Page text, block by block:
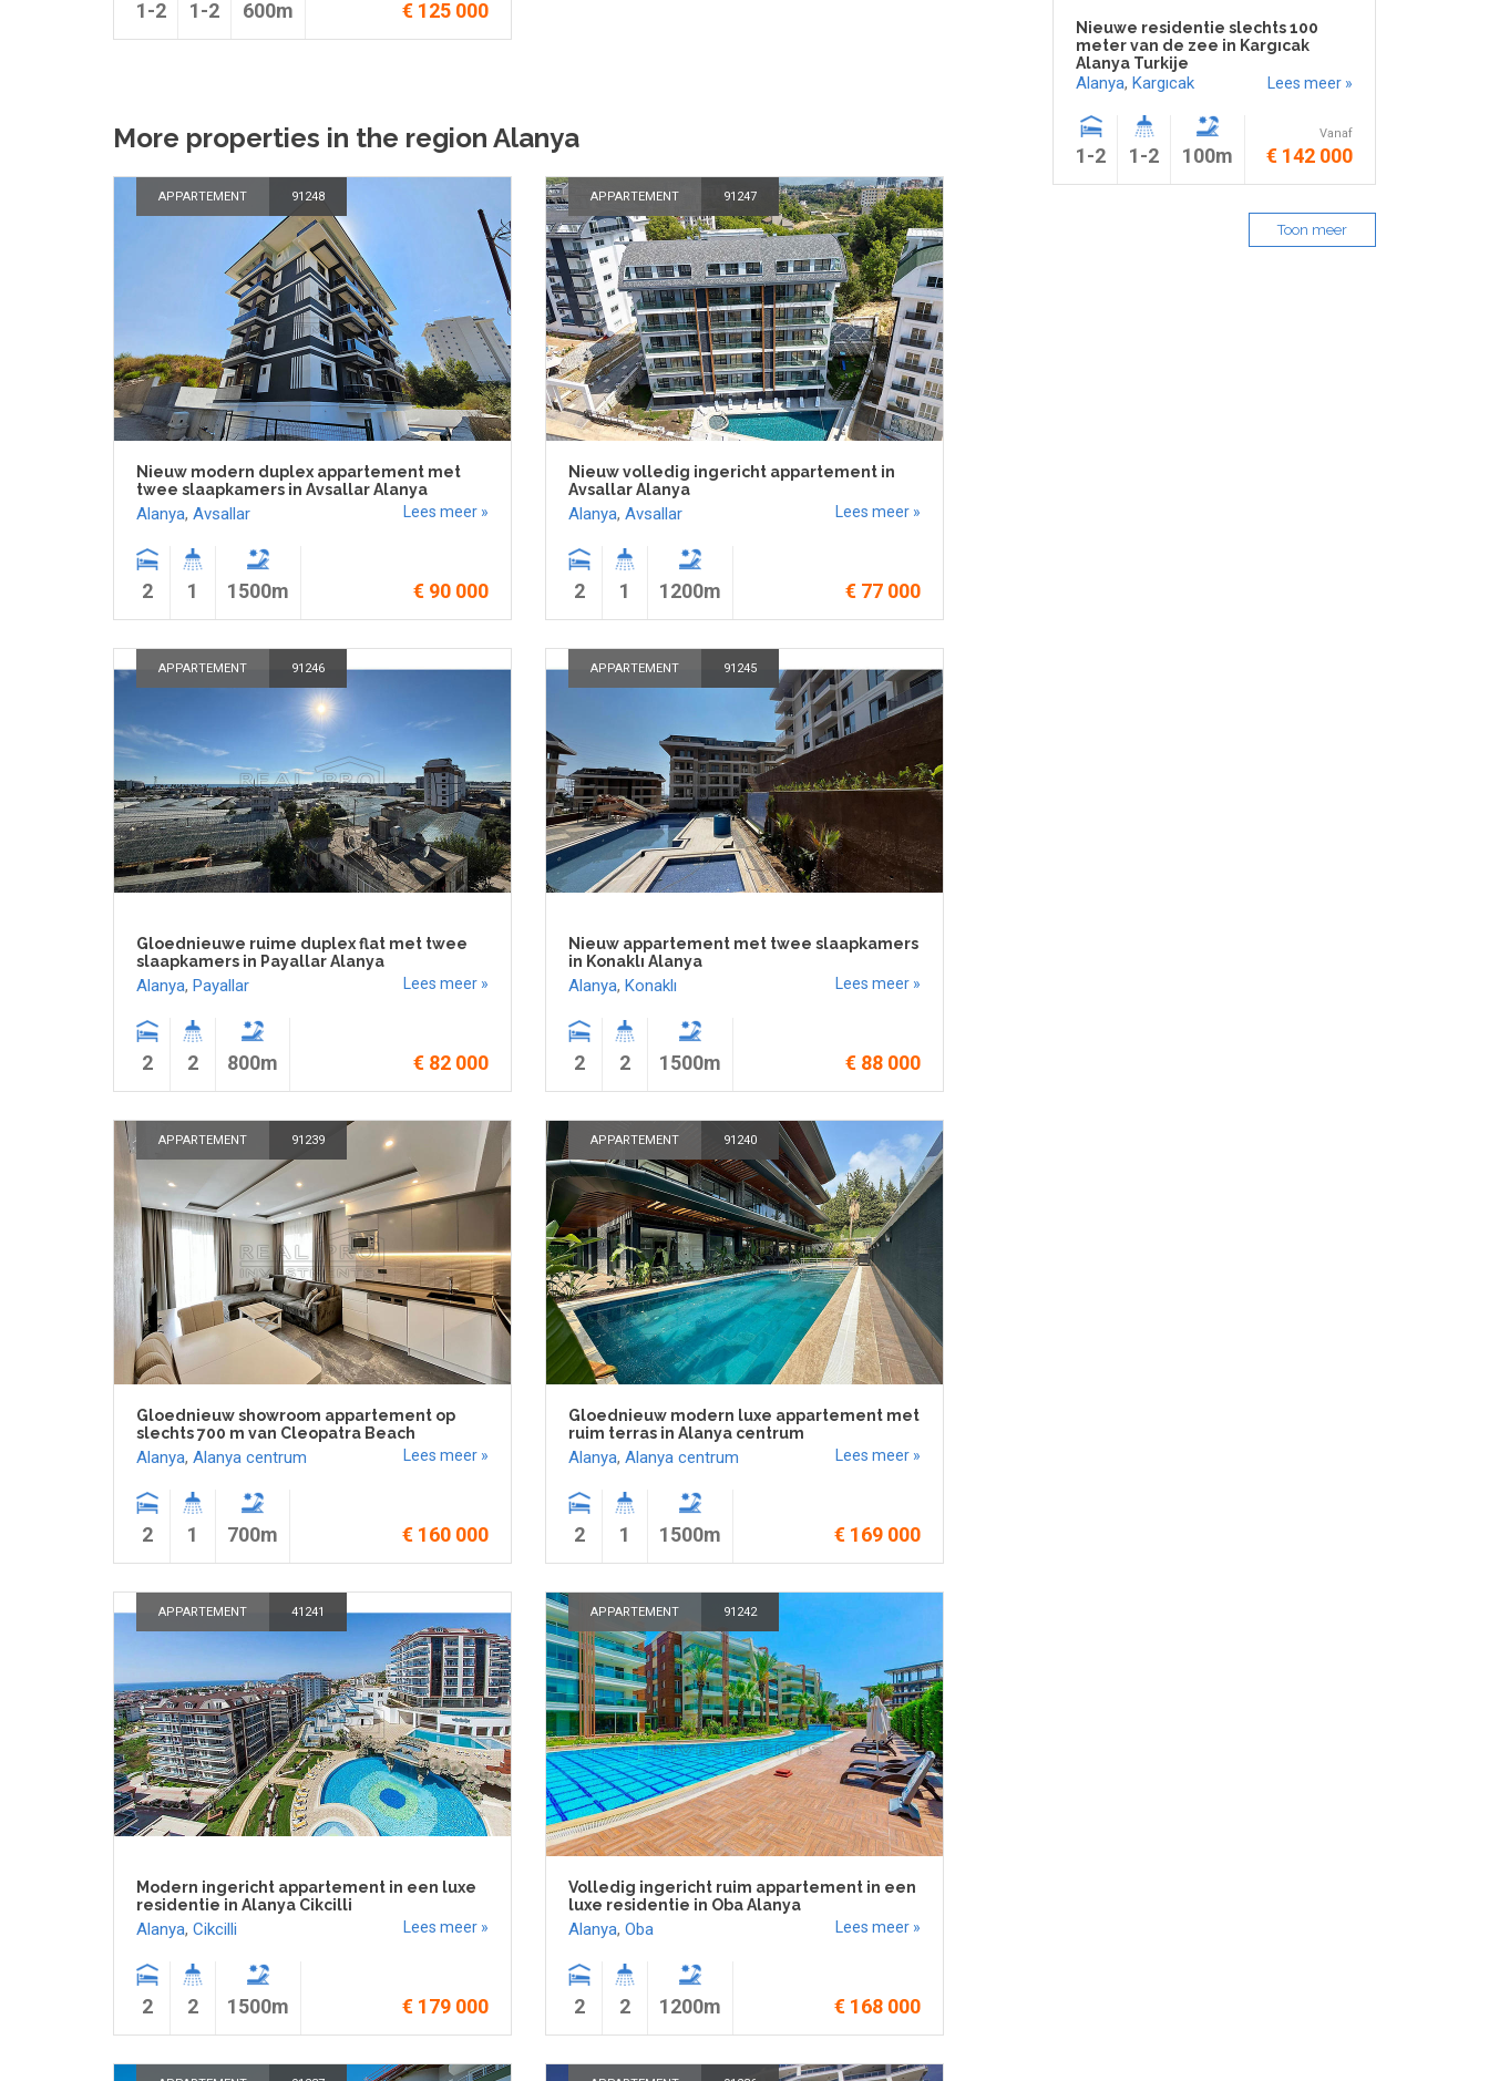
1-2 1-2 600m € 125 000
More properties in the region Alanya
APPARTEMENT 91248
Nieuw modern duplex appartement met
twee slaapkamers in Avsallar Alanya
Alanya, Avsallar Lees meer »
2 1 1500m € 90 000
APPARTEMENT 91247
Nieuw volledig ingericht appartement in
Avsallar Alanya
Alanya, Avsallar Lees meer »
2 1 1200m € 77 000
APPARTEMENT 91246
Gloednieuwe ruime duplex flat met twee
slaapkamers in Payallar Alanya
Alanya, Payallar Lees meer »
2 2 800m € 82 000
APPARTEMENT 91245
Nieuw appartement met twee slaapkamers
in Konaklı Alanya
Alanya, Konaklı Lees meer »
2 2 1500m € 88 000
APPARTEMENT 91239
Gloednieuw showroom appartement op
slechts 700 m van Cleopatra Beach
Alanya, Alanya centrum Lees meer »
2 1 700m € 160 000
APPARTEMENT 91240
Gloednieuw modern luxe appartement met
ruim terras in Alanya centrum
Alanya, Alanya centrum Lees meer »
2 1 1500m € 169 000
APPARTEMENT 41241
Modern ingericht appartement in een luxe
residentie in Alanya Cikcilli
Alanya, Cikcilli Lees meer »
2 2 1500m € 179 000
APPARTEMENT 91242
Volledig ingericht ruim appartement in een
luxe residentie in Oba Alanya
Alanya, Oba Lees meer »
2 2 1200m € 168 000
Nieuwe residentie slechts 100
meter van de zee in Kargıcak
Alanya Turkije
Alanya, Kargıcak Lees meer »
1-2 1-2 100m
Vanaf
€ 142 000
Toon meer